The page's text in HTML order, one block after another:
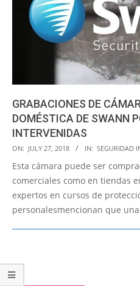
GRABACIONES DE
DOMÉSTICA DE SWANN
INTERVENIDAS
2018-
07-
ON: JULY 27, 2018 IN: SEGURIDAD
Esta cámara puede ser
comerciales como en tiendas
expertos en cursos de
personalesmencionan que